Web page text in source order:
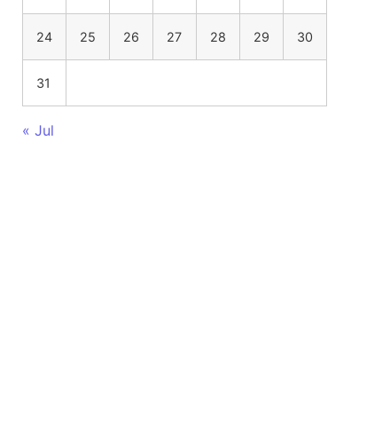
24 25 26 27 28 29 30
31
« Jul